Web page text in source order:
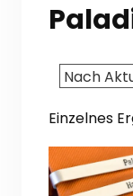
Einzelnes